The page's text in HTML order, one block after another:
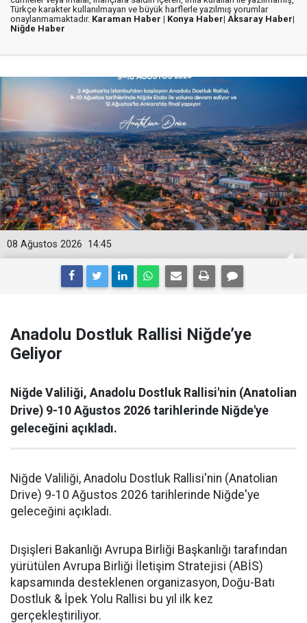
Türkçe karakter kullanılmayan ve büyük harflerle yazılmış yorumlar
onaylanmamaktadır. Karaman Haber | Konya Haber| Aksaray Haber|
Niğde Haber
14:45
08 Ağustos 2026
Anadolu Dostluk Rallisi Niğde’ye
Geliyor
Niğde Valiliği, Anadolu Dostluk Rallisi'nin (Anatolian
Drive) 9-10 Ağustos 2026 tarihlerinde Niğde'ye
geleceğini açıkladı.
Niğde Valiliği, Anadolu Dostluk Rallisi'nin (Anatolian
Drive) 9-10 Ağustos 2026 tarihlerinde Niğde'ye
geleceğini açıkladı.
Dışişleri Bakanlığı Avrupa Birliği Başkanlığı tarafından
yürütülen Avrupa Birliği İletişim Stratejisi (ABİS)
kapsamında desteklenen organizasyon, Doğu-Batı
Dostluk & İpek Yolu Rallisi bu yıl ilk kez
gerçekleştiriliyor.